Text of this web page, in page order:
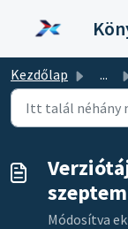
Kezdőlap ...
Módosítva